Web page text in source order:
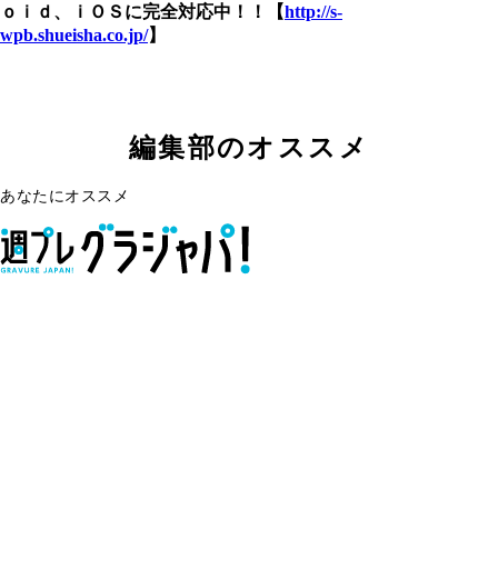
ｏｉｄ、ｉＯＳに完全対応中！！【http://s-
wpb.shueisha.co.jp/】
編集部のオススメ
あなたにオススメ